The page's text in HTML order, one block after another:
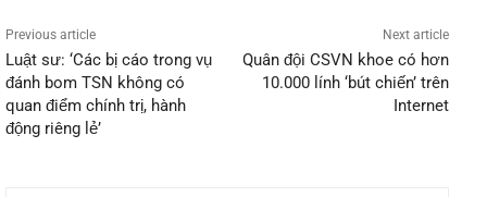
Previous article
Luật sư: ‘Các bị cáo trong vụ
đánh bom TSN không có
quan điểm chính trị, hành
động riêng lẻ’
Next article
Quân đội CSVN khoe có hơn
10.000 lính ‘bút chiến’ trên
Internet